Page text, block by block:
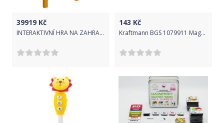
39919 Kč
INTERAKTIVNÍ HRA NA ZAHRADU PIŠKVORKY
143 Kč
Kraftmann BGS 1079911 Magnety pr. 18 mm Kraftmann extra silné. Sada 2 dílů